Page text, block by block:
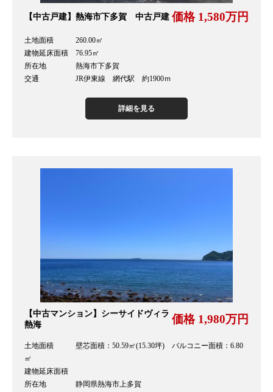
【中古戸建】熱海市下多賀 中古戸建 価格 1,580万円
土地面積 260.00㎡
建物延床面積 76.95㎡
所在地 熱海市下多賀
交通 JR伊東線 網代駅 約1900ｍ
詳細を見る
【中古マンション】シーサイドヴィラ
熱海
価格 1,980万円
土地面積 壁芯面積：50.59㎡(15.30坪) バルコニー面積：6.80
㎡
建物延床面積
所在地 静岡県熱海市上多賀